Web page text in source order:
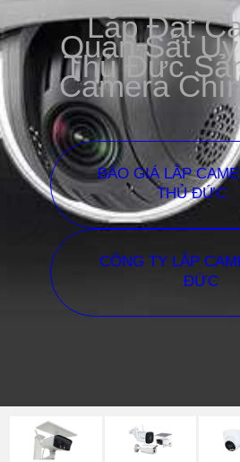
Lắp Đặt
Quan Sát
Thủ Đức
Camera
BÁO GIÁ LẮP
THỦ ĐỨC
CÔNG TY LẮP
ĐỨC